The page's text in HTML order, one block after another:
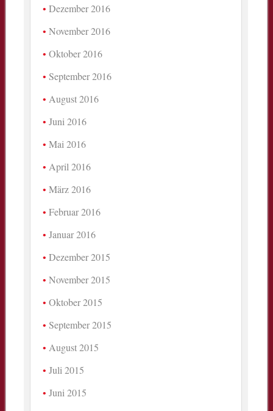
Dezember 2016
November 2016
Oktober 2016
September 2016
August 2016
Juni 2016
Mai 2016
April 2016
März 2016
Februar 2016
Januar 2016
Dezember 2015
November 2015
Oktober 2015
September 2015
August 2015
Juli 2015
Juni 2015